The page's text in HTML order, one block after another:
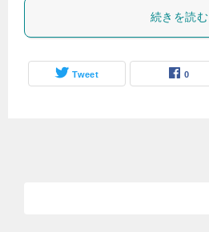
続きを読む
Tweet 0